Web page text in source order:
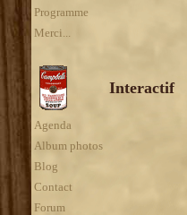
Programme
Merci...
Interactif
Agenda
Album photos
Blog
Contact
Forum